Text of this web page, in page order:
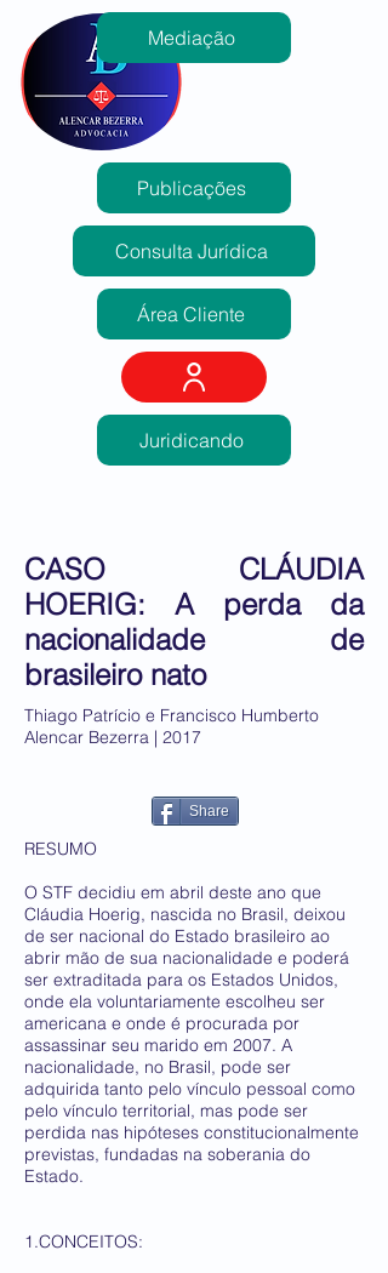
Mediação
Publicações
Consulta Jurídica
Área Cliente
Juridicando
CASO CLÁUDIA
HOERIG: A perda da
nacionalidade de
brasileiro nato
Thiago Patrício e Francisco Humberto
Alencar Bezerra | 2017
Share
RESUMO
O STF decidiu em abril deste ano que
Cláudia Hoerig, nascida no Brasil, deixou
de ser nacional do Estado brasileiro ao
abrir mão de sua nacionalidade e poderá
ser extraditada para os Estados Unidos,
onde ela voluntariamente escolheu ser
americana e onde é procurada por
assassinar seu marido em 2007. A
nacionalidade, no Brasil, pode ser
adquirida tanto pelo vínculo pessoal como
pelo vínculo territorial, mas pode ser
perdida nas hipóteses constitucionalmente
previstas, fundadas na soberania do
Estado.
1.CONCEITOS: